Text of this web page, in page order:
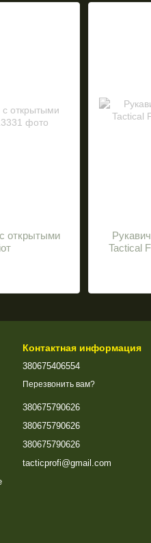
открытыми
Tactical
Контактная информация
380675406554
Перезвонить вам?
380675790626
380675790626
380675790626
tacticprofi@gmail.com